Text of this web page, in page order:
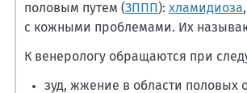
половым путем (ЗППП ): хламидиоза,
с кожными проблемами. Их
К венерологу обращаются при
зуд, жжение в области половых